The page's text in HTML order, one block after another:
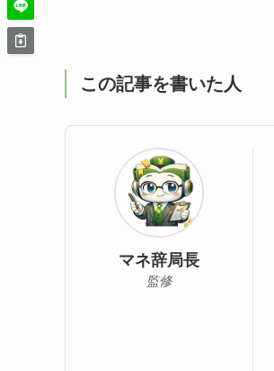
この記事を書いた人
マネ辞局長
監修